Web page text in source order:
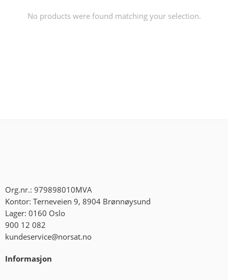
No products were found matching your selection.
Org.nr.: 979898010MVA
Kontor: Terneveien 9, 8904 Brønnøysund
Lager: 0160 Oslo
900 12 082
kundeservice@norsat.no
Informasjon